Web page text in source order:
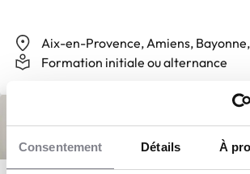
Consentement Détails À
Aix-en-Provence, Amiens,
Bordeaux, Dijon, Grenoble, Lens,
Nice, Nîmes, Paris, Reims, Rouen,
Formation initiale ou alternance